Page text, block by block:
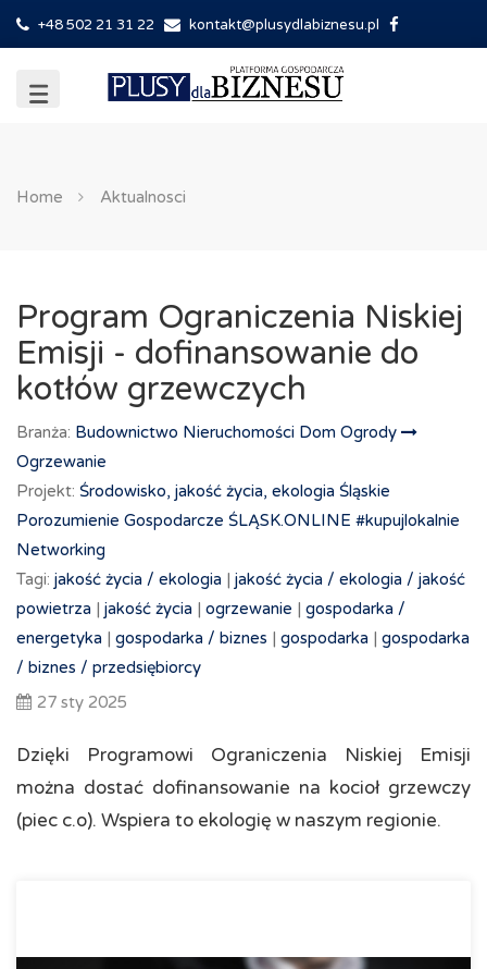
+48 502 21 31 22 kontakt@plusydlabiznesu.pl
Home Aktualnosci
Program Ograniczenia Niskiej
Emisji - dofinansowanie do
kotłów grzewczych
Branża: Budownictwo Nieruchomości Dom Ogrody
Ogrzewanie
Projekt: Środowisko, jakość życia, ekologia Śląskie
Porozumienie Gospodarcze ŚLĄSK.ONLINE #kupujlokalnie
Networking
Tagi: jakość życia / ekologia | jakość życia / ekologia / jakość
powietrza | jakość życia | ogrzewanie | gospodarka /
energetyka | gospodarka / biznes | gospodarka | gospodarka
/ biznes / przedsiębiorcy
27 sty 2025
Dzięki Programowi Ograniczenia Niskiej Emisji
można dostać dofinansowanie na kocioł grzewczy
(piec c.o). Wspiera to ekologię w naszym regionie.